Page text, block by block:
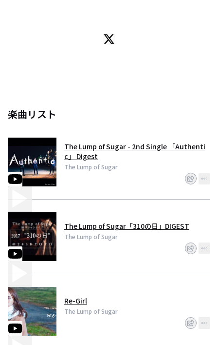
楽曲リスト
The Lump of Sugar - 2nd Single 「Authenti
c」 Digest
The Lump of Sugar
The Lump of Sugar「310の日」DIGEST
The Lump of Sugar
Re-Girl
The Lump of Sugar